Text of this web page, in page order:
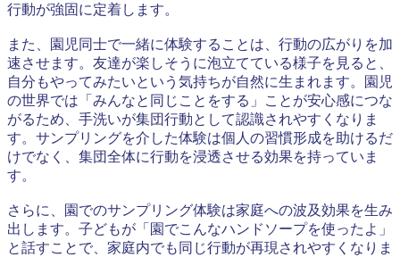
行動が強固に定着します。
また、園児同士で一緒に体験することは、行動の広がりを加
速させます。友達が楽しそうに泡立てている様子を見ると、
自分もやってみたいという気持ちが自然に生まれます。園児
の世界では「みんなと同じことをする」ことが安心感につな
がるため、手洗いが集団行動として認識されやすくなりま
す。サンプリングを介した体験は個人の習慣形成を助けるだ
けでなく、集団全体に行動を浸透させる効果を持っていま
す。
さらに、園でのサンプリング体験は家庭への波及効果を生み
出します。子どもが「園でこんなハンドソープを使ったよ」
と話すことで、家庭内でも同じ行動が再現されやすくなりま